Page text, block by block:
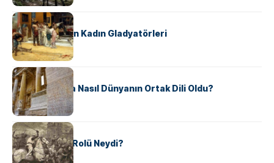
KÜLTÜR
Antik Roma’nın Kadın Gladyatörleri
KÜLTÜR
Antik Yunanca Nasıl Dünyanın Ortak Dili Oldu?
KÜLTÜR
Valdensler’in Rolü Neydi?